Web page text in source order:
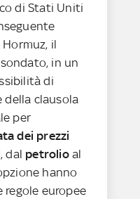
di Stati Uniti
il
in un
di
della clausola
per
dei prezzi
dal petrolioal
hanno
regole europee